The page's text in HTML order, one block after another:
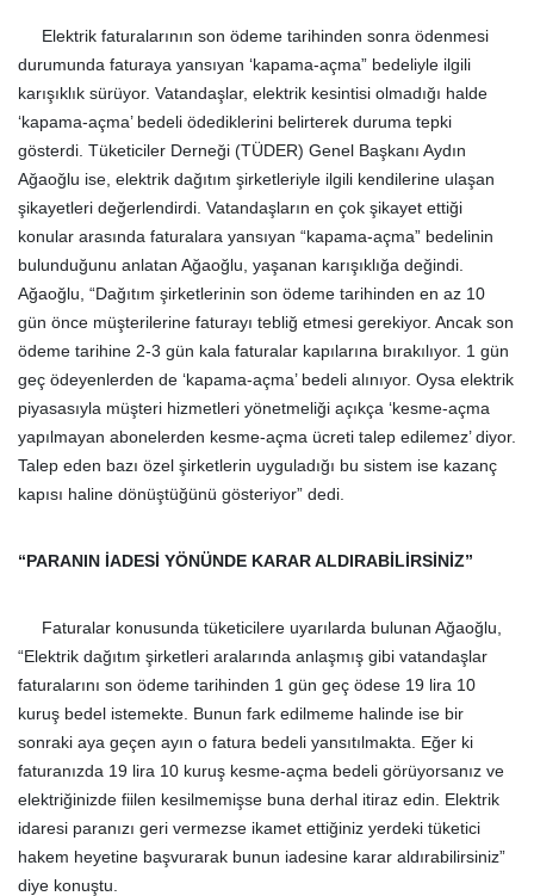
Elektrik faturalarının son ödeme tarihinden sonra ödenmesi
durumunda faturaya yansıyan ‘kapama-açma” bedeliyle ilgili
karışıklık sürüyor. Vatandaşlar, elektrik kesintisi olmadığı halde
‘kapama-açma’ bedeli ödediklerini belirterek duruma tepki
gösterdi. Tüketiciler Derneği (TÜDER) Genel Başkanı Aydın
Ağaoğlu ise, elektrik dağıtım şirketleriyle ilgili kendilerine ulaşan
şikayetleri değerlendirdi. Vatandaşların en çok şikayet ettiği
konular arasında faturalara yansıyan “kapama-açma” bedelinin
bulunduğunu anlatan Ağaoğlu, yaşanan karışıklığa değindi.
Ağaoğlu, “Dağıtım şirketlerinin son ödeme tarihinden en az 10
gün önce müşterilerine faturayı tebliğ etmesi gerekiyor. Ancak son
ödeme tarihine 2-3 gün kala faturalar kapılarına bırakılıyor. 1 gün
geç ödeyenlerden de ‘kapama-açma’ bedeli alınıyor. Oysa elektrik
piyasasıyla müşteri hizmetleri yönetmeliği açıkça ‘kesme-açma
yapılmayan abonelerden kesme-açma ücreti talep edilemez’ diyor.
Talep eden bazı özel şirketlerin uyguladığı bu sistem ise kazanç
kapısı haline dönüştüğünü gösteriyor” dedi.
“PARANIN İADESİ YÖNÜNDE KARAR ALDIRABİLİRSİNİZ”
Faturalar konusunda tüketicilere uyarılarda bulunan Ağaoğlu,
“Elektrik dağıtım şirketleri aralarında anlaşmış gibi vatandaşlar
faturalarını son ödeme tarihinden 1 gün geç ödese 19 lira 10
kuruş bedel istemekte. Bunun fark edilmeme halinde ise bir
sonraki aya geçen ayın o fatura bedeli yansıtılmakta. Eğer ki
faturanızda 19 lira 10 kuruş kesme-açma bedeli görüyorsanız ve
elektriğinizde fiilen kesilmemişse buna derhal itiraz edin. Elektrik
idaresi paranızı geri vermezse ikamet ettiğiniz yerdeki tüketici
hakem heyetine başvurarak bunun iadesine karar aldırabilirsiniz”
diye konuştu.